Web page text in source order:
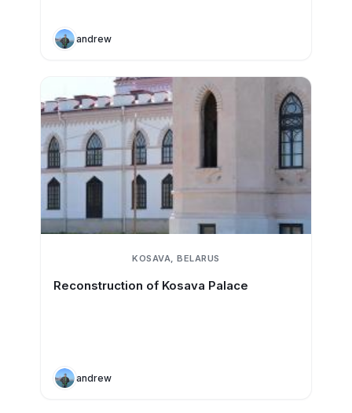
andrew
KOSAVA, BELARUS
Reconstruction of Kosava Palace
andrew